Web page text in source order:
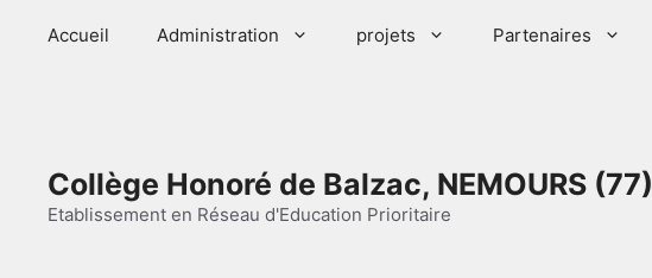
Accueil Administration projets Partenaires
Collège Honoré de Balzac, NEMOURS (77)
Etablissement en Réseau d'Education Prioritaire